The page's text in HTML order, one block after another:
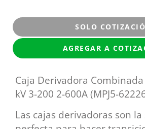
SOLO
AGREGAR A
Caja Derivadora
kV 3-200 2-600A (MPJ5-
Las cajas derivadoras son la